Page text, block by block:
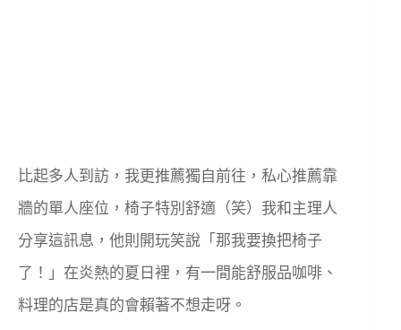
比起多人到訪，我更推薦獨自前往，私心推薦靠
牆的單人座位，椅子特別舒適（笑）我和主理人
分享這訊息，他則開玩笑說「那我要換把椅子
了！」在炎熱的夏日裡，有一間能舒服品咖啡、
料理的店是真的會賴著不想走呀。